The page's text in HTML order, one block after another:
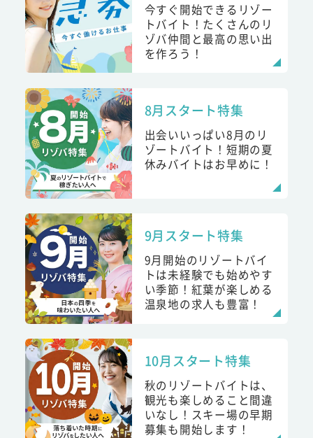
今すぐ開始できるリゾー
トバイト！たくさんのリ
ゾバ仲間と最高の思い出
を作ろう！
8月スタート特集
出会いいっぱい8月のリ
ゾートバイト！短期の夏
休みバイトはお早めに！
9月スタート特集
9月開始のリゾートバイ
トは未経験でも始めやす
い季節！紅葉が楽しめる
温泉地の求人も豊富！
10月スタート特集
秋のリゾートバイトは、
観光も楽しめること間違
いなし！スキー場の早期
募集も開始します！